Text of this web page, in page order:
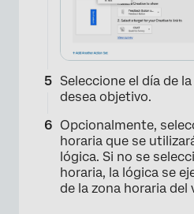
Seleccione el día de
desea objetivo.
Opcionalmente,
horaria que se
lógica. Si no se
horaria, la lógica se
de la zona horaria del